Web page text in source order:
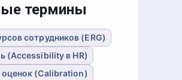
термины
сотрудников (ERG)
(Accessibility в HR)
оценок (Calibration)